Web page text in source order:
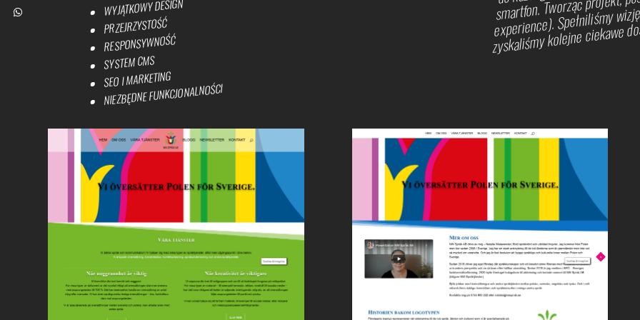
WYJĄTKOWY DESIGN
PRZEJRZYSTOŚĆ
RESPONSYWNOŚĆ
SYSTEM CMS
SEO I MARKETING
NIEZBĘDNE FUNKCJONALNOŚCI
zyskaliśmy kolejne ciekawe